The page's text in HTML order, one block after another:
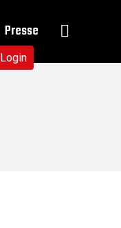
Presse
Login